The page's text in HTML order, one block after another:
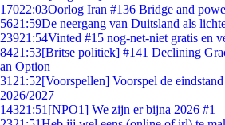
17022:03Oorlog Iran #136 Bridge and
5621:59De neergang van Duitsland als
23921:54Vinted #15 nog-net-niet gratis en
8421:53[Britse politiek] #141 Declining
an Option
31 21:52[Voorspellen] Voorspel de
2026/2027
14321:51 [NPO1] We zijn er bijna 2026 #1